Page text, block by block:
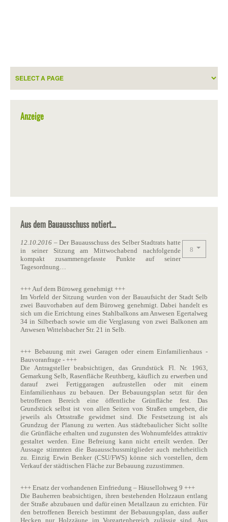
Anzeige
Aus dem Bauausschuss notiert…
12.10.2016 – Der Bauausschuss des Selber Stadtrats hatte
in seiner Sitzung am Mittwochabend nachfolgende
kompakt zusammengefasste Punkte auf seiner
Tagesordnung…
+++ Auf dem Büroweg genehmigt +++
Im Vorfeld der Sitzung wurden von der Bauaufsicht der Stadt Selb
zwei Bauvorhaben auf dem Büroweg genehmigt. Dabei handelt es
sich um die Errichtung eines Stahlbalkons am Anwesen Egertalweg
34 in Silberbach sowie um die Verglasung von zwei Balkonen am
Anwesen Wittelsbacher Str. 21 in Selb.
+++ Bebauung mit zwei Garagen oder einem Einfamilienhaus -
Bauvoranfrage - +++
Die Antragsteller beabsichtigen, das Grundstück Fl. Nr. 1963,
Gemarkung Selb, Rasenfläche Reuthberg, käuflich zu erwerben und
darauf zwei Fertiggaragen aufzustellen oder mit einem
Einfamilienhaus zu bebauen. Der Bebauungsplan setzt für den
betroffenen Bereich eine öffentliche Grünfläche fest. Das
Grundstück selbst ist von allen Seiten von Straßen umgeben, die
jeweils als Ortsstraße gewidmet sind. Die Festsetzung ist als
Grundzug der Planung zu werten. Aus städtebaulicher Sicht sollte
die Grünfläche erhalten und zugunsten des Wohnumfeldes attraktiv
gestaltet werden. Eine Befreiung kann nicht erteilt werden. Der
Aussage stimmten die Bauausschussmitglieder auch mehrheitlich
zu. Einzig Erwin Benker (CSU/FWS) könne sich vorstellen, dem
Verkauf der städtischen Fläche zur Bebauung zuzustimmen.
+++ Ersatz der vorhandenen Einfriedung – Häusellohweg 9 +++
Die Bauherren beabsichtigen, ihren bestehenden Holzzaun entlang
der Straße abzubauen und dafür einen Metallzaun zu errichten. Für
den betroffenen Bereich bestimmt der Bebauungsplan, dass außer
Hecken nur Holzzäune im Vorgartenbereich zulässig sind. Aus